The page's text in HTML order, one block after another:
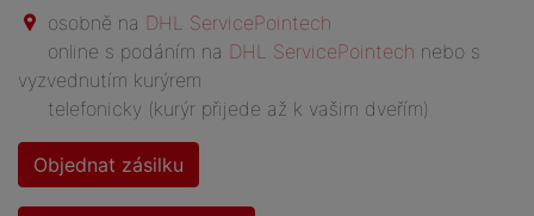
osobně na DHL ServicePointech
online s podáním na DHL ServicePointech nebo s
vyzvednutím kurýrem
telefonicky (kurýr přijede až k vašim dveřím)
Objednat zásilku